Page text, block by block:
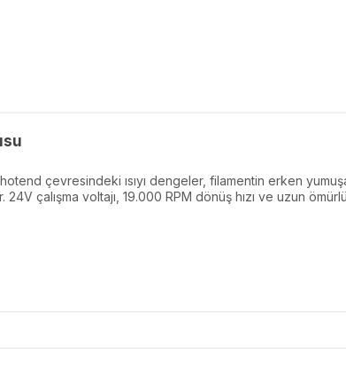
çevresindeki ısıyı dengeler, filamentin erken
çalışma voltajı, 19.000 RPM dönüş hızı ve uzun